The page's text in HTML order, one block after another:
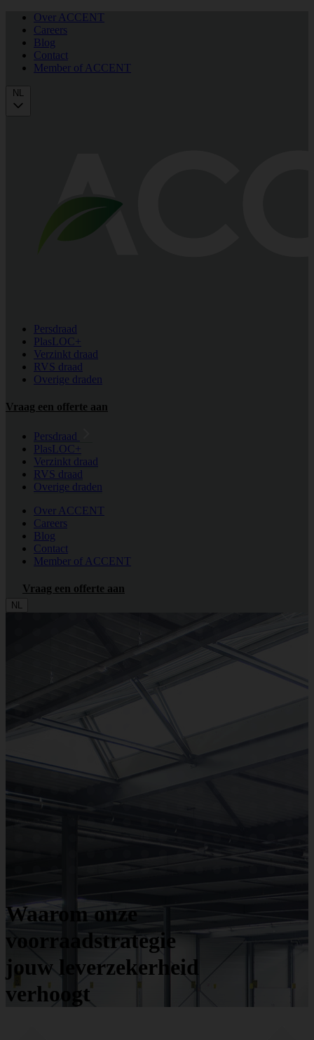
Over ACCENT
Careers
Blog
Contact
Member of ACCENT
NL
Persdraad
PlasLOC+
Verzinkt draad
RVS draad
Overige draden
Vraag een offerte aan
Persdraad
PlasLOC+
Verzinkt draad
RVS draad
Overige draden
Over ACCENT
Careers
Blog
Contact
Member of ACCENT
Vraag een offerte aan
NL
Waarom onze
voorraadstrategie
jouw leverzekerheid
verhoogt